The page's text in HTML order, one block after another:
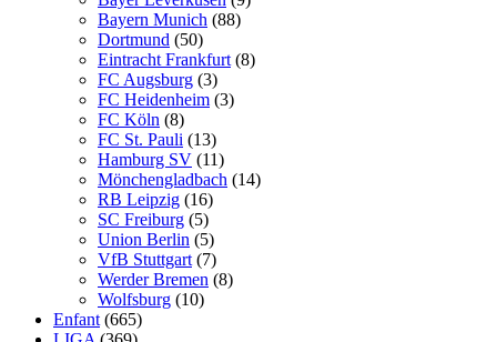
Bayern Munich (88)
Dortmund (50)
Eintracht Frankfurt (8)
FC Augsburg (3)
FC Heidenheim (3)
FC Köln (8)
FC St. Pauli (13)
Hamburg SV (11)
Mönchengladbach (14)
RB Leipzig (16)
SC Freiburg (5)
Union Berlin (5)
VfB Stuttgart (7)
Werder Bremen (8)
Wolfsburg (10)
Enfant (665)